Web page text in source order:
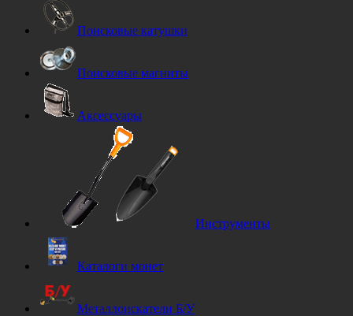
Поисковые катушки
Поисковые магниты
Аксессуары
Инструменты
Каталоги монет
Металлоискатели Б/У